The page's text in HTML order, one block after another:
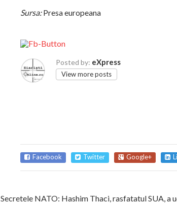
Sursa:Presa europeana
Posted by: eXpress
View more posts
Facebook Twitter Google+
Secretele NATO: Hashim Thaci, rasfatatul SUA, a